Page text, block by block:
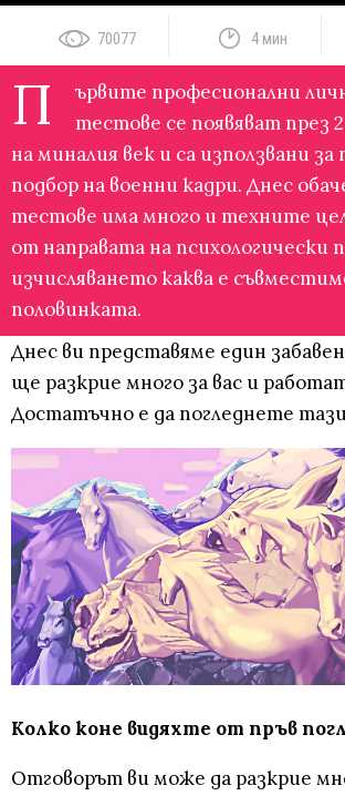
70077 4 мин
П
ървите професионални
тестове се появяват през
на миналия век и са използвани за
подбор на военни кадри. Днес
тестове има много и техните
от направата на психологически
изчисляването каква е
половинката.
Днес ви представяме един
ще разкрие много за вас и
Достатъчно е да погледнете
Колко коне видяхте от пръв
Отговорът ви може да разкрие